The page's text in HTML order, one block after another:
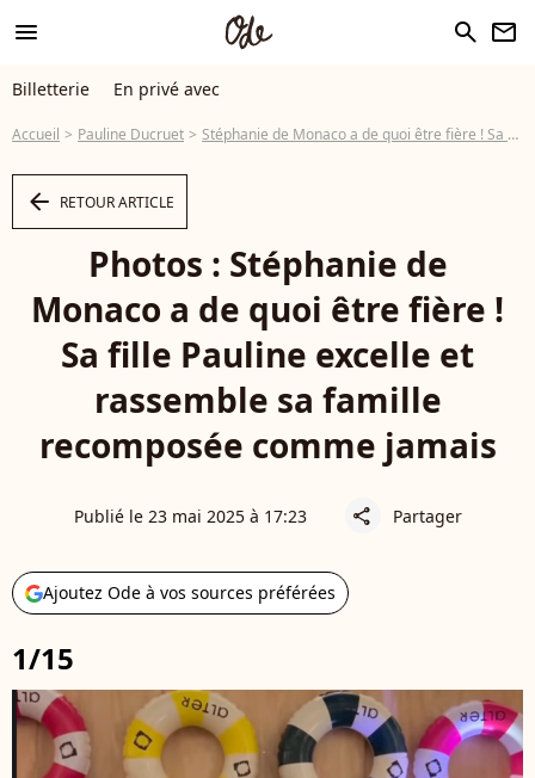
menu search newsletter
Billetterie En privé avec
Accueil Pauline Ducruet Stéphanie de Monaco a de quoi être fière ! Sa fille Pauline excelle et rassemble sa famille recomposée comme jamais
arrow_left RETOUR ARTICLE
Photos : Stéphanie de
Monaco a de quoi être fière !
Sa fille Pauline excelle et
rassemble sa famille
recomposée comme jamais
Publié le 23 mai 2025 à 17:23 share Partager
Ajoutez Ode à vos sources préférées
1/15